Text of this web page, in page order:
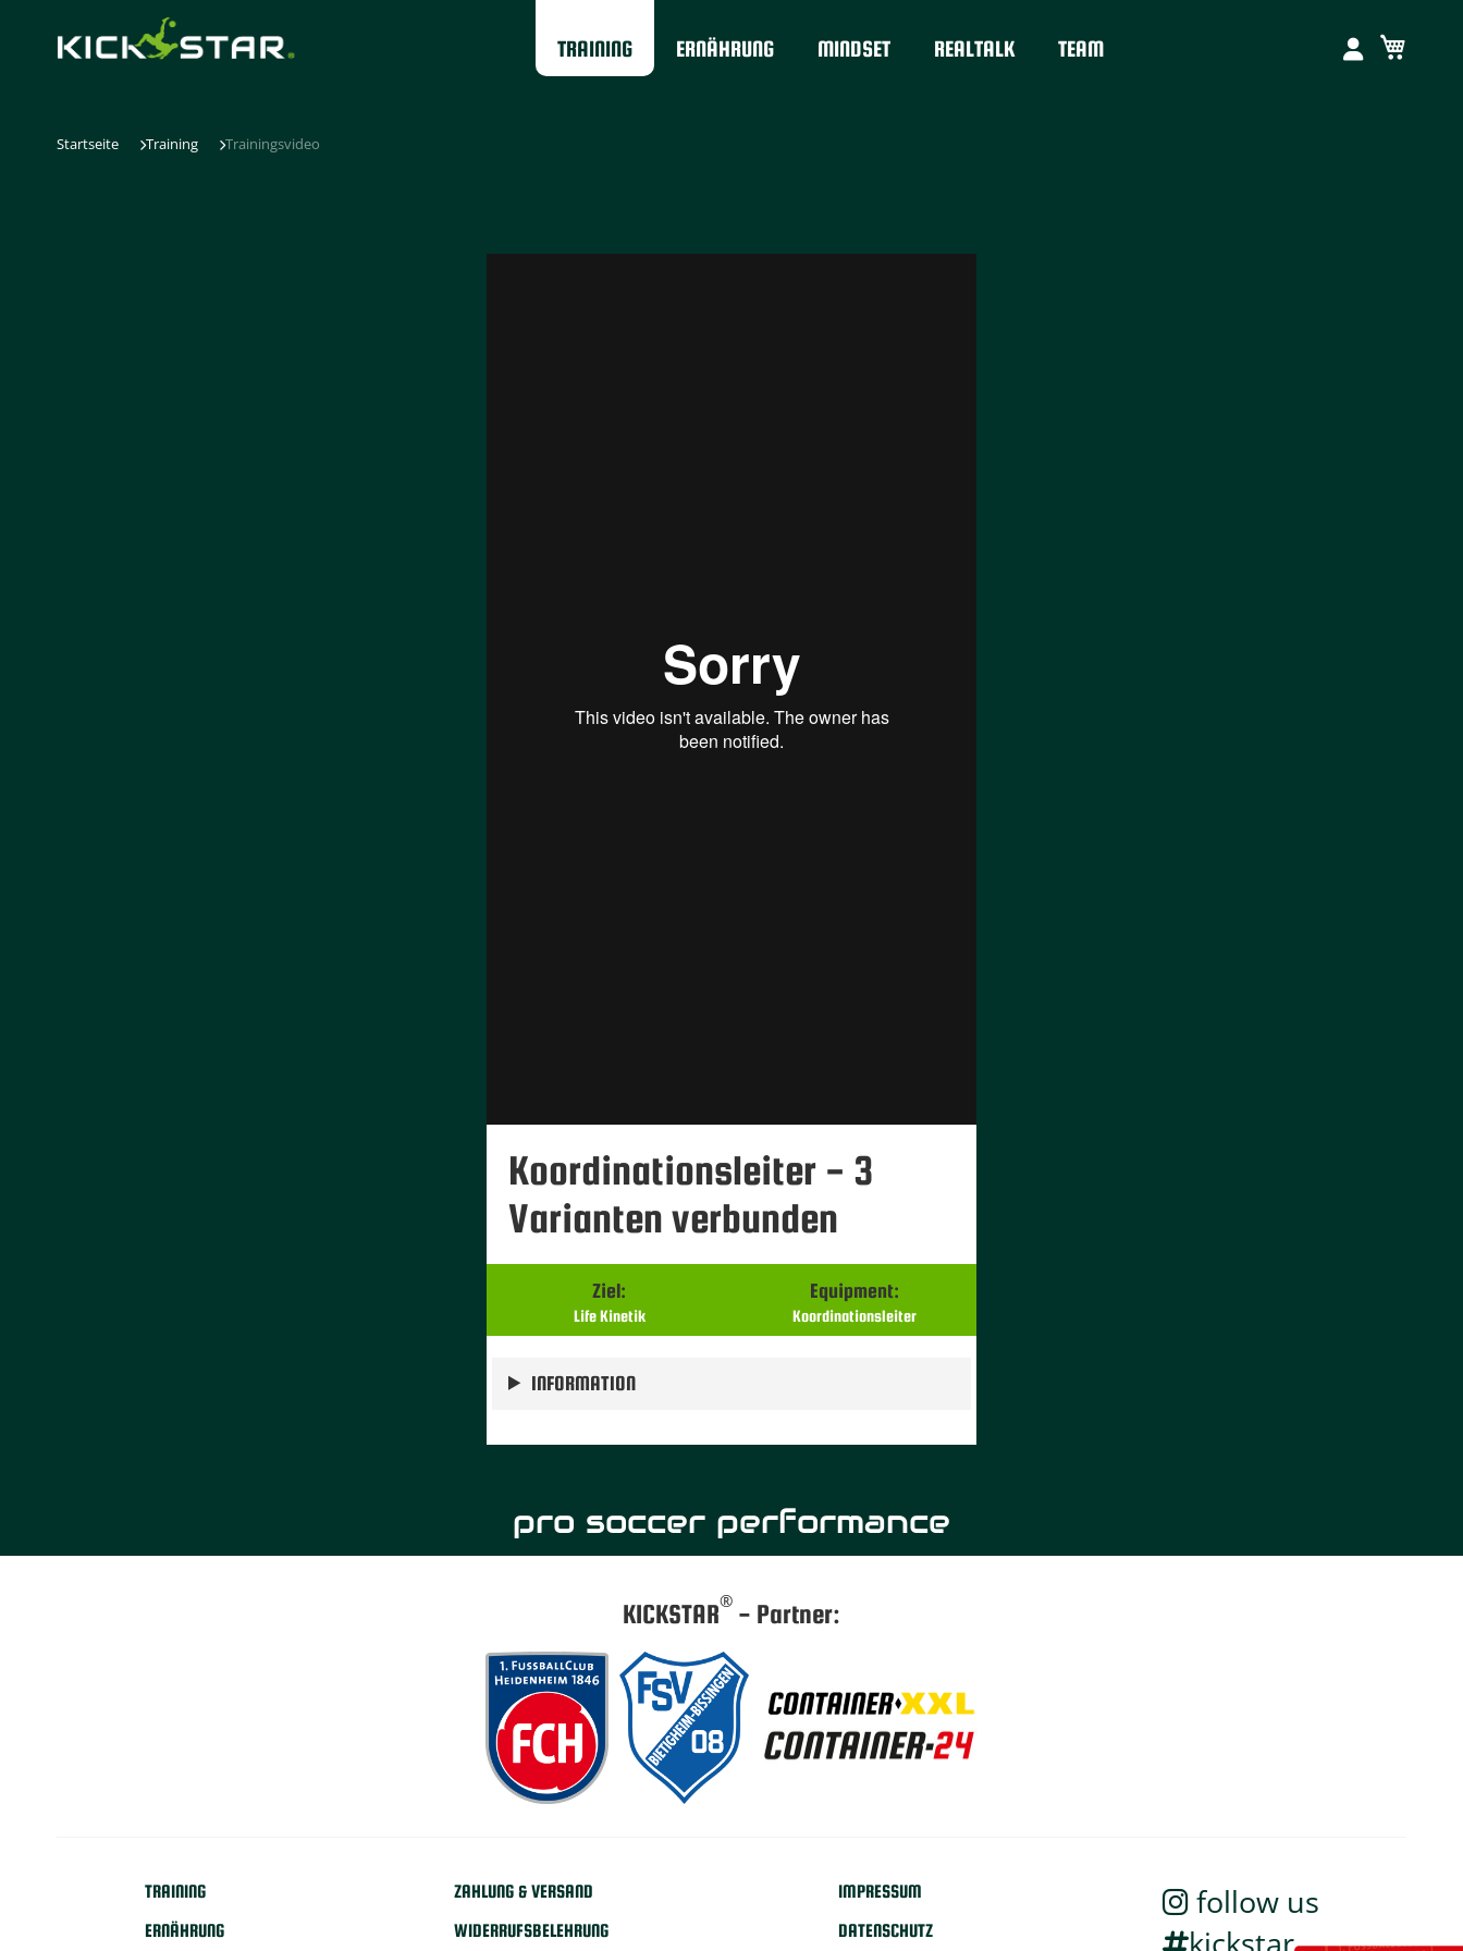
TRAINING ERNÄHRUNG MINDSET REALTALK TEAM
Startseite Training Trainingsvideo
Koordinationsleiter - 3
Varianten verbunden
Ziel:
Life Kinetik
Equipment:
Koordinationsleiter
INFORMATION
pro soccer performance
KICKSTAR® - Partner:
TRAINING
ERNÄHRUNG
ZAHLUNG & VERSAND
WIDERRUFSBELEHRUNG
IMPRESSUM
DATENSCHUTZ
follow us
kickstar